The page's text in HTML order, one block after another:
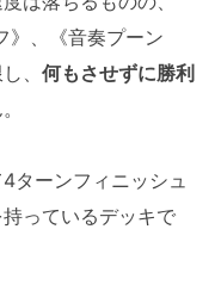
》、《音奏プーン
、 何もさせずに勝利
ターンフィニッシュ
っているデッキで